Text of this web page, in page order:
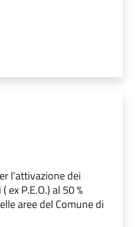
l'attivazione dei
P.E.O.) al 50 %
aree del Comune di